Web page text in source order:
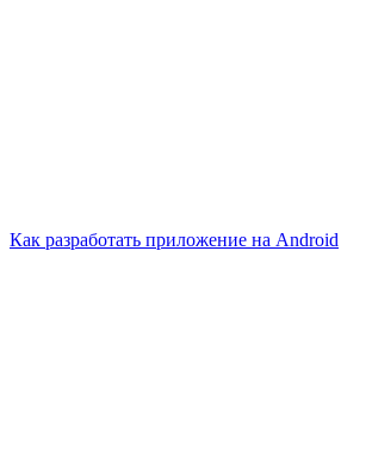
Как разработать приложение на Android